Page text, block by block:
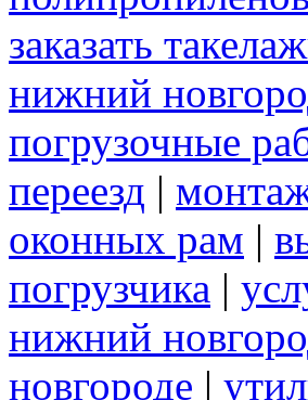
заказать
нижний
погрузочные
переезд |
оконных рам |
погрузчика |
нижний
новгороде |